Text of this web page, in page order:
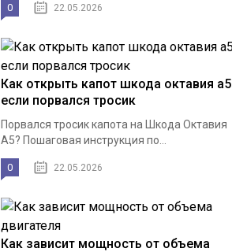
0 22.05.2026
Как открыть капот шкода октавия а5
если порвался тросик
Порвался тросик капота на Шкода Октавия
А5? Пошаговая инструкция по...
0 22.05.2026
Как зависит мощность от объема